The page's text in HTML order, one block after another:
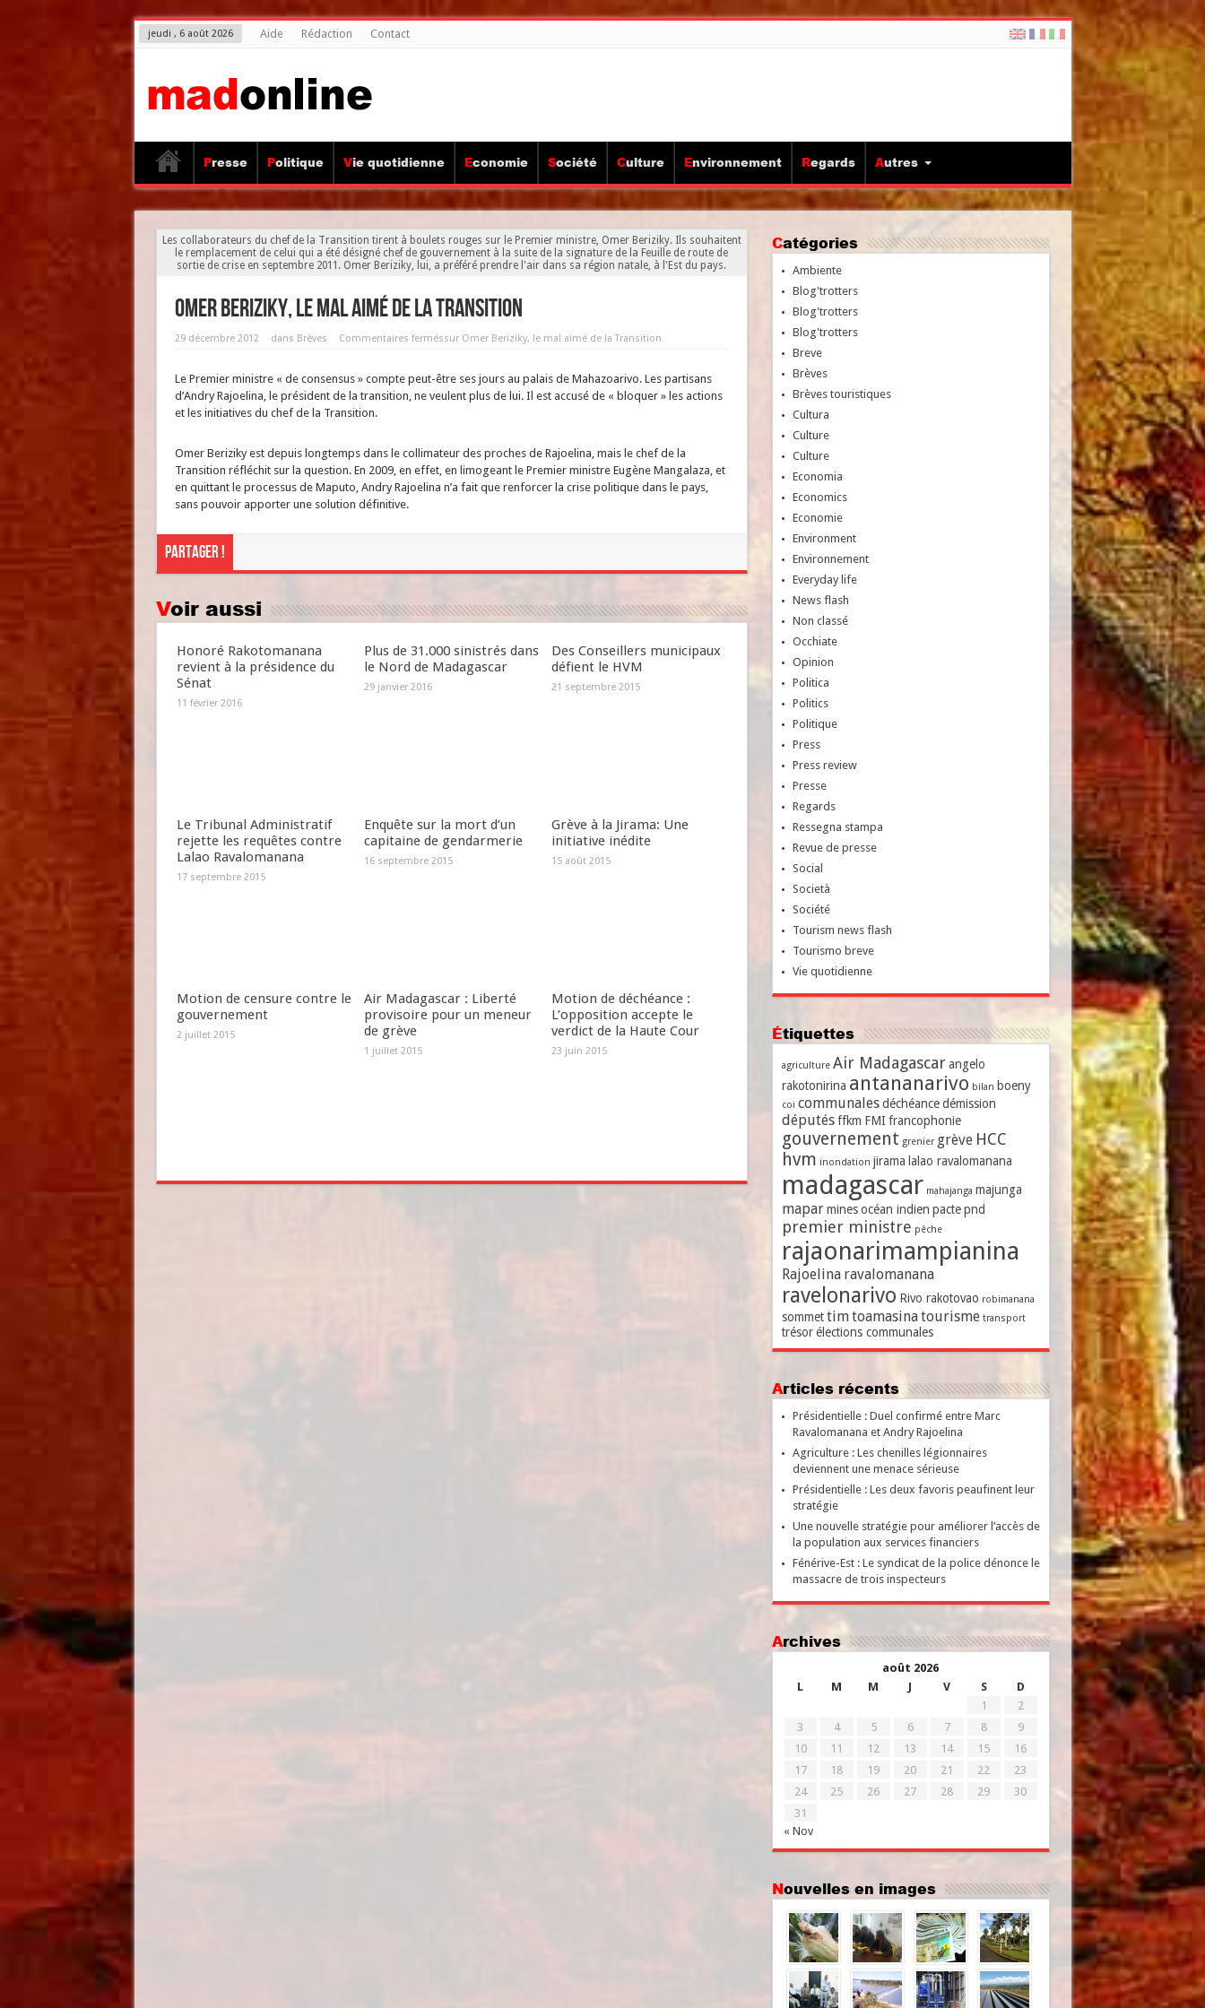
jeudi , 6 août 2026 Aide Rédaction Contact
Presse Politique Vie quotidienne Economie Société Culture Environnement Regards Autres
Les collaborateurs du chef de la Transition tirent à boulets rouges sur le Premier ministre, Omer Beriziky. Ils souhaitent
le remplacement de celui qui a été désigné chef de gouvernement à la suite de la signature de la Feuille de route de
sortie de crise en septembre 2011. Omer Beriziky, lui, a préféré prendre l'air dans sa région natale, à l'Est du pays.
Omer Beriziky, le mal aimé de la Transition
29 décembre 2012 dans Brèves Commentaires ferméssur Omer Beriziky, le mal aimé de la Transition
Le Premier ministre « de consensus » compte peut-être ses jours au palais de Mahazoarivo. Les partisans
d’Andry Rajoelina, le président de la transition, ne veulent plus de lui. Il est accusé de « bloquer » les actions
et les initiatives du chef de la Transition.
Omer Beriziky est depuis longtemps dans le collimateur des proches de Rajoelina, mais le chef de la
Transition réfléchit sur la question. En 2009, en effet, en limogeant le Premier ministre Eugène Mangalaza, et
en quittant le processus de Maputo, Andry Rajoelina n’a fait que renforcer la crise politique dans le pays,
sans pouvoir apporter une solution définitive.
Partager !
Voir aussi
Honoré Rakotomanana
revient à la présidence du
Sénat
11 février 2016
Plus de 31.000 sinistrés dans
le Nord de Madagascar
29 janvier 2016
Des Conseillers municipaux
défient le HVM
21 septembre 2015
Le Tribunal Administratif
rejette les requêtes contre
Lalao Ravalomanana
17 septembre 2015
Enquête sur la mort d’un
capitaine de gendarmerie
16 septembre 2015
Grève à la Jirama: Une
initiative inédite
15 août 2015
Motion de censure contre le
gouvernement
2 juillet 2015
Air Madagascar : Liberté
provisoire pour un meneur
de grève
1 juillet 2015
Motion de déchéance :
L’opposition accepte le
verdict de la Haute Cour
23 juin 2015
Catégories
Ambiente
Blog'trotters
Blog'trotters
Blog'trotters
Breve
Brèves
Brèves touristiques
Cultura
Culture
Culture
Economia
Economics
Economie
Environment
Environnement
Everyday life
News flash
Non classé
Occhiate
Opinion
Politica
Politics
Politique
Press
Press review
Presse
Regards
Ressegna stampa
Revue de presse
Social
Società
Société
Tourism news flash
Tourismo breve
Vie quotidienne
Étiquettes
agriculture Air Madagascar angelo
rakotonirina antananarivo bilan boeny
coi communales déchéance démission
députés ffkm FMI francophonie
gouvernement grenier grève HCC
hvm inondation jirama lalao ravalomanana
madagascar mahajanga majunga
mapar mines océan indien pacte pnd
premier ministre pêche
rajaonarimampianina
Rajoelina ravalomanana
ravelonarivo Rivo rakotovao robimanana
sommet timtoamasinatourisme transport
trésor élections communales
Articles récents
Présidentielle : Duel confirmé entre Marc
Ravalomanana et Andry Rajoelina
Agriculture : Les chenilles légionnaires
deviennent une menace sérieuse
Présidentielle : Les deux favoris peaufinent leur
stratégie
Une nouvelle stratégie pour améliorer l’accès de
la population aux services financiers
Fénérive-Est : Le syndicat de la police dénonce le
massacre de trois inspecteurs
Archives
août 2026
L
M M J V S D
« Nov
1
2
3
4 5 6 7 8
9
10
11 12 13 14 15
16
17
18 19 20 21 22
23
24
25 26 27 28 29
30
31
Nouvelles en images